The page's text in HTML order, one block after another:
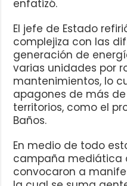
enfatizó.
El jefe de Estado
complejiza con las
generación de
varias unidades por
mantenimientos, lo
apagones de más
territorios, como el
Baños.
En medio de todo
campaña mediática
convocaron a